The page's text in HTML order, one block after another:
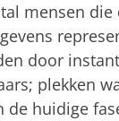
mensen
door
plekken
de huidige